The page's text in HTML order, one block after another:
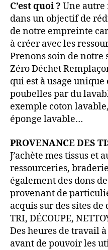
C’est quoi ? Une autre
dans un objectif de
de notre empreinte
à créer avec les
Prenons soin de notre
Zéro Déchet
qui est à usage
poubelles par du
exemple coton
éponge lavable…
PROVENANCE DES
J’achète mes tissus et
ressourceries,
également des dons
provenant de
acquis sur des sites de
TRI, DÉCOUPE,
Des heures de travail
avant de pouvoir les